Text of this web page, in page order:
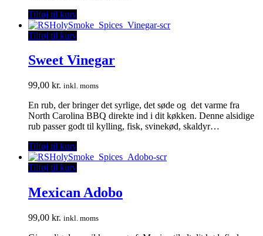
Tilføj til kurv
Tilføj til kurv
Sweet Vinegar
99,00 kr. inkl. moms
En rub, der bringer det syrlige, det søde og det varme fra
North Carolina BBQ direkte ind i dit køkken. Denne alsidige
rub passer godt til kylling, fisk, svinekød, skaldyr…
Tilføj til kurv
Tilføj til kurv
Mexican Adobo
99,00 kr. inkl. moms